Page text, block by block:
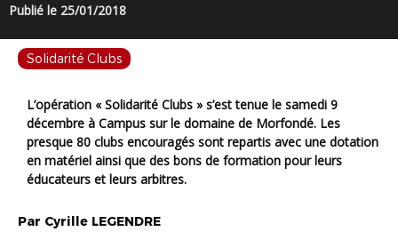
Publié le 25/01/2018
Solidarité Clubs
L’opération « Solidarité Clubs » s’est tenue le samedi 9
décembre à Campus sur le domaine de Morfondé. Les
presque 80 clubs encouragés sont repartis avec une dotation
en matériel ainsi que des bons de formation pour leurs
éducateurs et leurs arbitres.
Par Cyrille LEGENDRE